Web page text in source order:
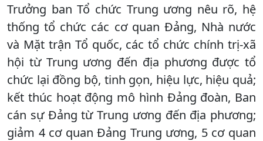
Trưởng ban Tổ chức Trung ương nêu rõ, hệ
thống tổ chức các cơ quan Đảng, Nhà nước
và Mặt trận Tổ quốc, các tổ chức chính trị-xã
hội từ Trung ương đến địa phương được tổ
chức lại đồng bộ, tinh gọn, hiệu lực, hiệu quả;
kết thúc hoạt động mô hình Đảng đoàn, Ban
cán sự Đảng từ Trung ương đến địa phương;
giảm 4 cơ quan Đảng Trung ương, 5 cơ quan